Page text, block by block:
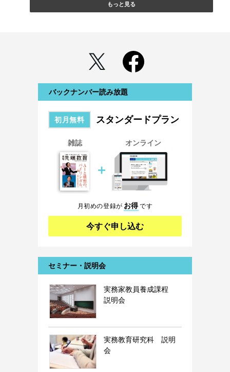
もっと見る
バックナンバー読み放題
初月無料 スタンダードプラン
雑誌
＋
オンライン
月初めの登録が お得です
今すぐ申し込む
セミナー・説明会
実務家教員養成課程
説明会
実務教育研究科 説明
会